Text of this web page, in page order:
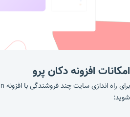
امکانات افزونه دکان پرو
شوید: